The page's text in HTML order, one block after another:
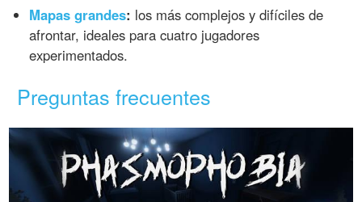
Mapas grandes: los más complejos y difíciles de
afrontar, ideales para cuatro jugadores
experimentados.
Preguntas frecuentes